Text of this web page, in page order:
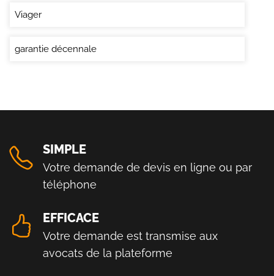
Viager
garantie décennale
SIMPLE
Votre demande de devis en ligne ou par
téléphone
EFFICACE
Votre demande est transmise aux
avocats de la plateforme